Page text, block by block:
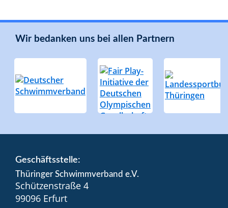
Wir bedanken uns bei allen Partnern
Geschäftsstelle:
Thüringer Schwimmverband e.V.
Schützenstraße 4
99096 Erfurt